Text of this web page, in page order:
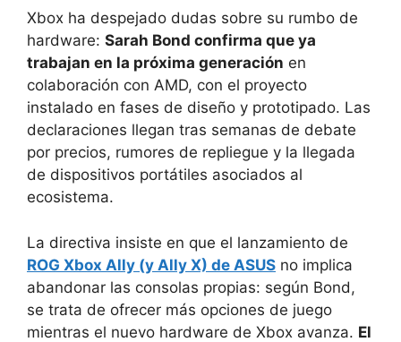
Xbox ha despejado dudas sobre su rumbo de
hardware: Sarah Bond confirma que ya
trabajan en la próxima generación en
colaboración con AMD, con el proyecto
instalado en fases de diseño y prototipado. Las
declaraciones llegan tras semanas de debate
por precios, rumores de repliegue y la llegada
de dispositivos portátiles asociados al
ecosistema.
La directiva insiste en que el lanzamiento de
ROG Xbox Ally (y Ally X) de ASUS no implica
abandonar las consolas propias: según Bond,
se trata de ofrecer más opciones de juego
mientras el nuevo hardware de Xbox avanza. El